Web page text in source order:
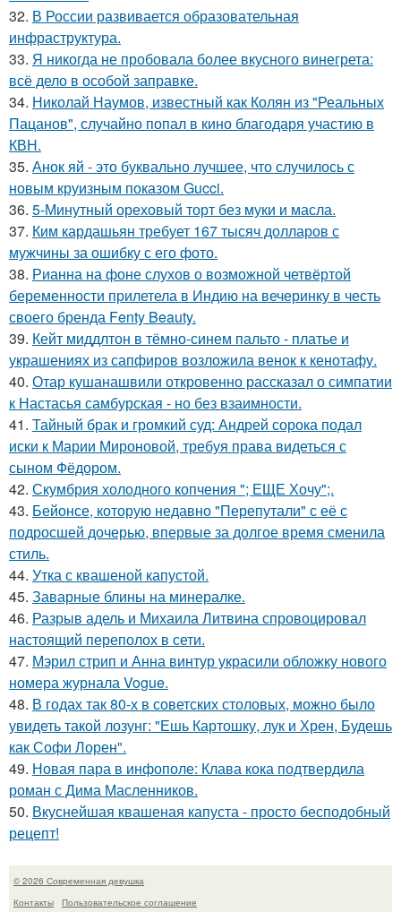
32. В России развивается образовательная
инфраструктура.
33. Я никогда не пробовала более вкусного винегрета:
всё дело в особой заправке.
34. Николай Наумов, известный как Колян из "Реальных
Пацанов", случайно попал в кино благодаря участию в
КВН.
35. Анок яй - это буквально лучшее, что случилось с
новым круизным показом Gucci.
36. 5-Минутный ореховый торт без муки и масла.
37. Ким кардашьян требует 167 тысяч долларов с
мужчины за ошибку с его фото.
38. Рианна на фоне слухов о возможной четвёртой
беременности прилетела в Индию на вечеринку в честь
своего бренда Fenty Beauty.
39. Кейт миддлтон в тёмно-синем пальто - платье и
украшениях из сапфиров возложила венок к кенотафу.
40. Отар кушанашвили откровенно рассказал о симпатии
к Настасья самбурская - но без взаимности.
41. Тайный брак и громкий суд: Андрей сорока подал
иски к Марии Мироновой, требуя права видеться с
сыном Фёдором.
42. Скумбрия холодного копчения "; ЕЩЕ Хочу";.
43. Бейонсе, которую недавно "Перепутали" с её с
подросшей дочерью, впервые за долгое время сменила
стиль.
44. Утка с квашеной капустой.
45. Заварные блины на минералке.
46. Разрыв адель и Михаила Литвина спровоцировал
настоящий переполох в сети.
47. Мэрил стрип и Анна винтур украсили обложку нового
номера журнала Vogue.
48. В годах так 80-х в советских столовых, можно было
увидеть такой лозунг: "Ешь Картошку, лук и Хрен, Будешь
как Софи Лорен".
49. Новая пара в инфополе: Клава кока подтвердила
роман с Дима Масленников.
50. Вкуснейшая квашеная капуста - просто бесподобный
рецепт!
© 2026 Современная девушка
Контакты
Пользовательское соглашение